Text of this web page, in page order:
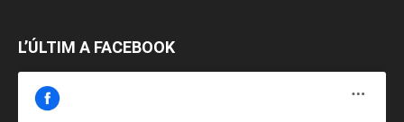
L’ÚLTIM A FACEBOOK